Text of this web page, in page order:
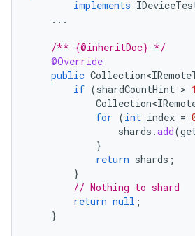
implements
...
/** {@inheritDoc} */
@Override
public
if (shardCountHint > 1
for (int index =
shards .add(
}
return shards ;
}
// Nothing to shard
return null ;
}